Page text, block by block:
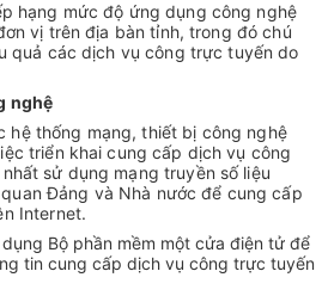
hạng mức độ ứng dụng công nghệ
vị trên địa bàn tỉnh, trong đó chú
quả các dịch vụ công trực tuyến do
nghệ
hệ thống mạng, thiết bị công nghệ
triển khai cung cấp dịch vụ công
sử dụng mạng truyền số liệu
Đảng và Nhà nước để cung cấp
Internet.
Bộ phần mềm một cửa điện tử để
tin cung cấp dịch vụ công trực tuyến